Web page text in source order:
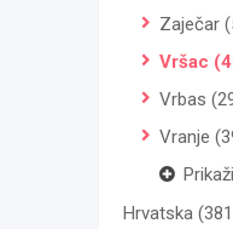
Zaječar
Vršac
Vrbas
Vranje
Hrvatska